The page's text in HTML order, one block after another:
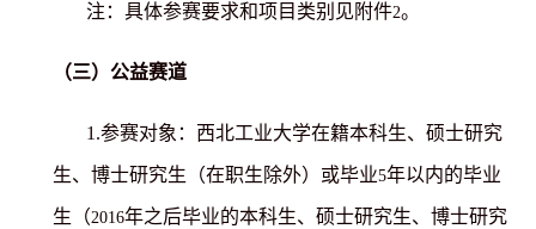
注：具体参赛要求和项目类别见附件2。
（三）公益赛道
1.参赛对象：西北工业大学在籍本科生、硕士研究
生、博士研究生（在职生除外）或毕业5年以内的毕业
生（2016年之后毕业的本科生、硕士研究生、博士研究